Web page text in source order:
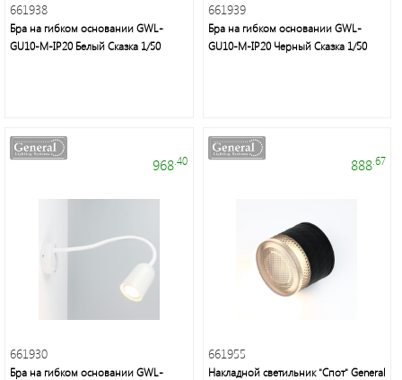
661938
Бра на гибком основании GWL-
GU10-M-IP20 Белый Сказка 1/50
661939
Бра на гибком основании GWL-
GU10-M-IP20 Черный Сказка 1/50
968.40
661930
Бра на гибком основании GWL-
888 .67
661955
Накладной светильник "Спот" General